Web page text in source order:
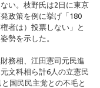
い。枝野氏は2日に東京
政策を例に挙げ「180
者は）投票しない」と
勢を示した。
務相、江田憲司元民進
文科相ら計6人の立憲民
国民民主党との不毛と